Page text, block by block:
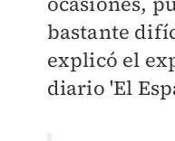
bastante
explicó el e
diario 'El